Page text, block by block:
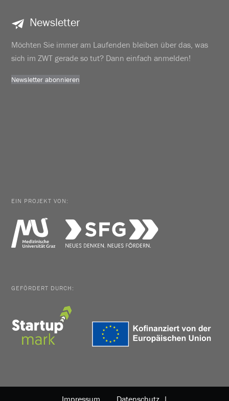
Newsletter
Möchten Sie immer am Laufenden bleiben über das, was
sich im ZWT gerade so tut? Dann einfach anmelden!
Newsletter abonnieren
EIN PROJEKT VON:
GEFÖRDERT DURCH:
Impressum Datenschutz |